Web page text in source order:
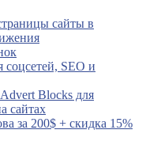
сайты в
соцсетей, SEO и
Blocks для
сайтах
за 200$ + скидка 15%